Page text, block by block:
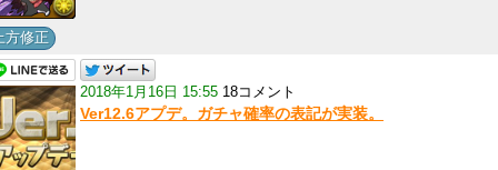
方修正
2018年1月16日 15:55 18コメント
Ver12.6アプデ。ガチャ確率の表記が実装。